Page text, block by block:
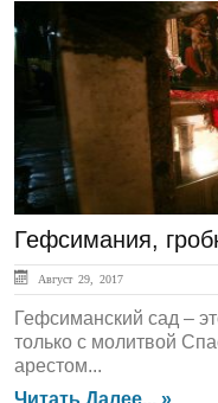
ЛЕНТА
Гефсимания,
Август 29, 2017
Гефсиманский сад –
только с молитвой
арестом...
Читать Далее... »